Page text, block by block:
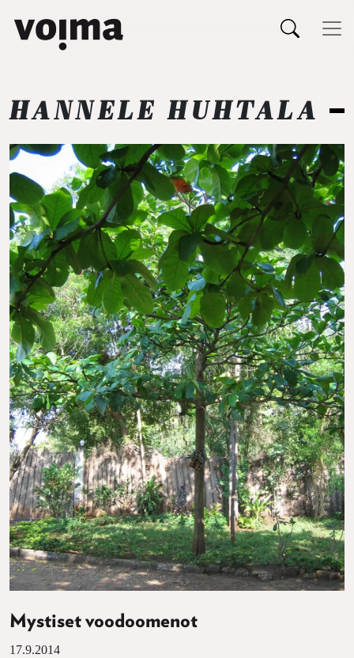
Päävalikko
HANNELE HUHTALA
Mystiset voodoomenot
17.9.2014